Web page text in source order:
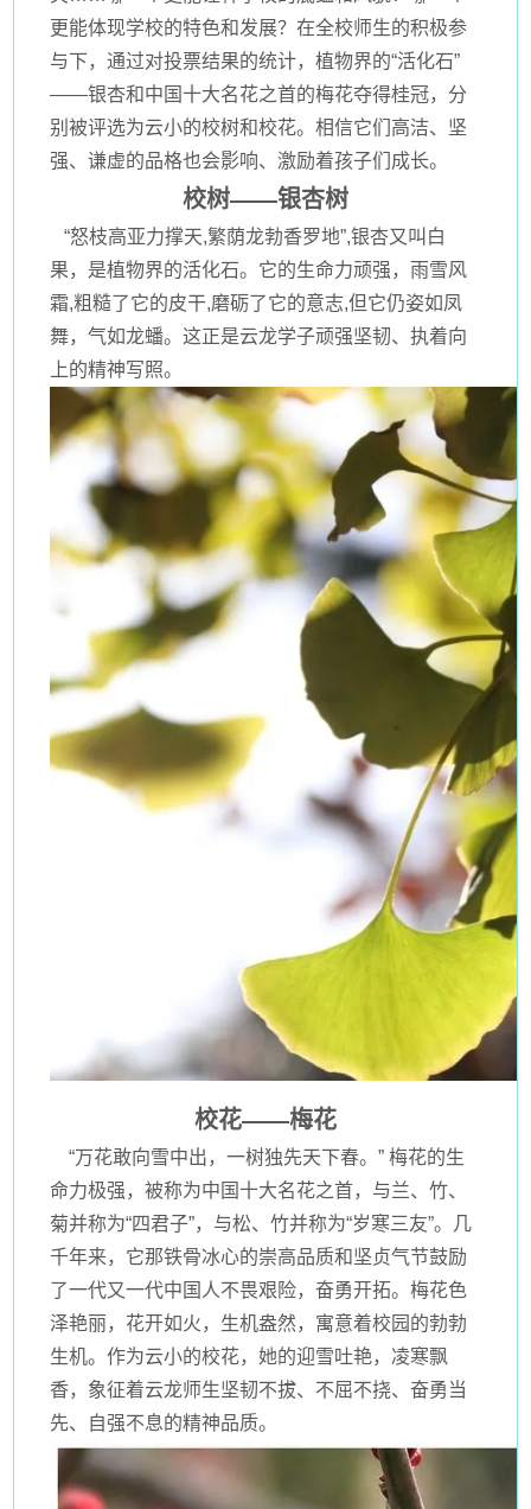
更能体现学校的特色和发展？在全校师生的积极参
与下，通过对投票结果的统计，植物界的“活化石”
——银杏和中国十大名花之首的梅花夺得桂冠，分
别被评选为云小的校树和校花。相信它们高洁、坚
强、谦虚的品格也会影响、激励着孩子们成长。
校树——银杏树
“怒枝高亚力撑天,繁荫龙勃香罗地”,银杏又叫白
果，是植物界的活化石。它的生命力顽强，雨雪风
霜,粗糙了它的皮干,磨砺了它的意志,但它仍姿如凤
舞，气如龙蟠。这正是云龙学子顽强坚韧、执着向
上的精神写照。
校花——梅花
“万花敢向雪中出，一树独先天下春。” 梅花的生
命力极强，被称为中国十大名花之首，与兰、竹、
菊并称为“四君子”，与松、竹并称为“岁寒三友”。几
千年来，它那铁骨冰心的崇高品质和坚贞气节鼓励
了一代又一代中国人不畏艰险，奋勇开拓。梅花色
泽艳丽，花开如火，生机盎然，寓意着校园的勃勃
生机。作为云小的校花，她的迎雪吐艳，凌寒飘
香，象征着云龙师生坚韧不拔、不屈不挠、奋勇当
先、自强不息的精神品质。